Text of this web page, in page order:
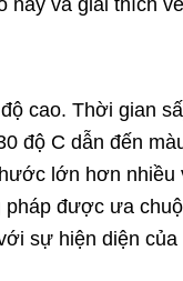
cao. Thời gian
độ C dẫn đến
lớn hơn
được ưa
sự hiện diện